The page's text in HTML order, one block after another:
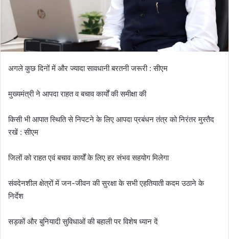
अगले कुछ दिनों में और ज्यादा सावधानी बरतनी जरूरी : सीएम
मुख्यमंत्री ने आपदा राहत व बचाव कार्यों की समीक्षा की
किसी भी आपात स्थिति से निपटने के लिए आपदा प्रबंधन तंत्र को निरंतर मुस्तैद
रखें : सीएम
जिलों को राहत एवं बचाव कार्यों के लिए हर संभव सहयोग मिलेगा
संवदेनशील क्षेत्रों में जन-जीवन की सुरक्षा के सभी एहतियाती कदम उठाने के
निर्देश
सड़कों और बुनियादी सुविधाओं की बहाली पर विशेष ध्यान दें